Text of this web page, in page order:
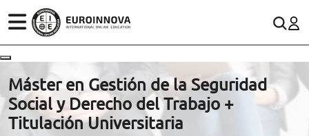
ÁREAS
ESTUDIOS
(+34)958 050 200(gratuito en España)
900 831 200
Máster en Gestión de la Seguridad
Social y Derecho del Trabajo +
Titulación Universitaria